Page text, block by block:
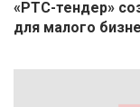
«РТС-тендер»
для малого